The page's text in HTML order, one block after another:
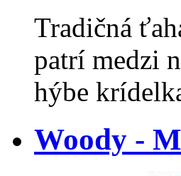
Tradičná
patrí medzi
hýbe
Woody -